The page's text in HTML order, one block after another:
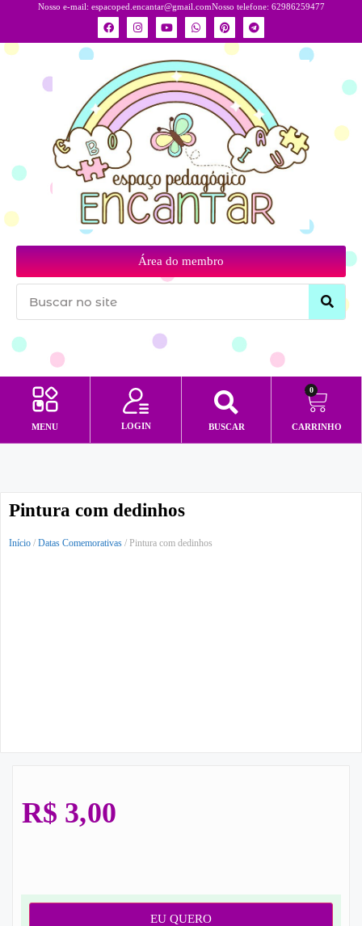
Nosso e-mail: espacoped.encantar@gmail.comNosso telefone: 62986259477
Área do membro
MENU LOGIN BUSCAR
0
CARRINHO
Pintura com dedinhos
Início / Datas Comemorativas / Pintura com dedinhos
R$ 3,00
EU QUERO